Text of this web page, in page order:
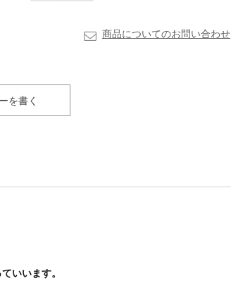
商品についてのお問い合わせ
を書く
いいます。